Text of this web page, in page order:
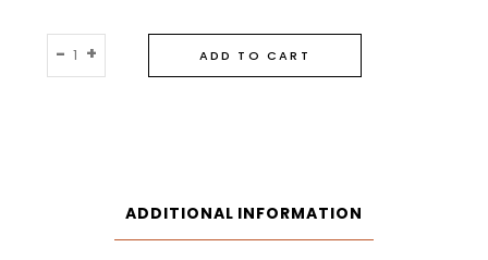
Coach
Wild
- + ADD TO CART
ADDITIONAL INFORMATION